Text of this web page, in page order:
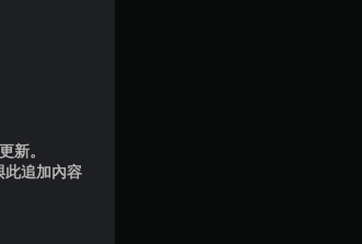
新。
此追加內容